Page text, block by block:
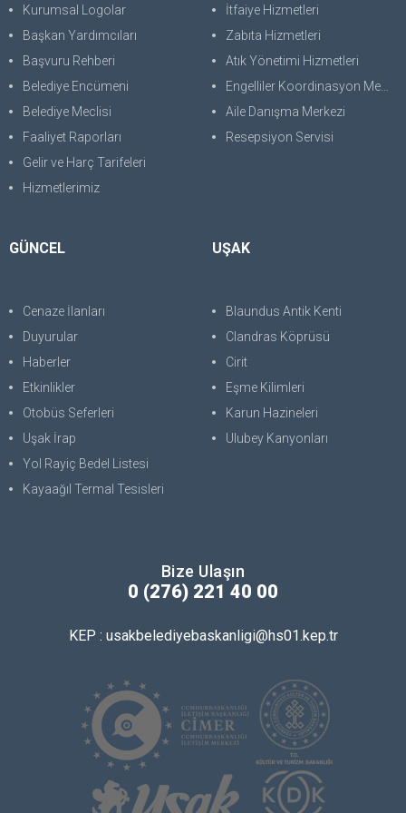
Kurumsal Logolar
Başkan Yardımcıları
Başvuru Rehberi
Belediye Encümeni
Belediye Meclisi
Faaliyet Raporları
Gelir ve Harç Tarifeleri
Hizmetlerimiz
İtfaiye Hizmetleri
Zabıta Hizmetleri
Atık Yönetimi Hizmetleri
Engelliler Koordinasyon Merkezi
Aile Danışma Merkezi
Resepsiyon Servisi
GÜNCEL
Cenaze İlanları
Duyurular
Haberler
Etkinlikler
Otobüs Seferleri
Uşak İrap
Yol Rayiç Bedel Listesi
Kayaağıl Termal Tesisleri
UŞAK
Blaundus Antik Kenti
Clandras Köprüsü
Cirit
Eşme Kilimleri
Karun Hazineleri
Ulubey Kanyonları
Bize Ulaşın
0 (276) 221 40 00
KEP : usakbelediyebaskanligi@hs01.kep.tr